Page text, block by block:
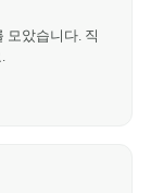
모았습니다. 직